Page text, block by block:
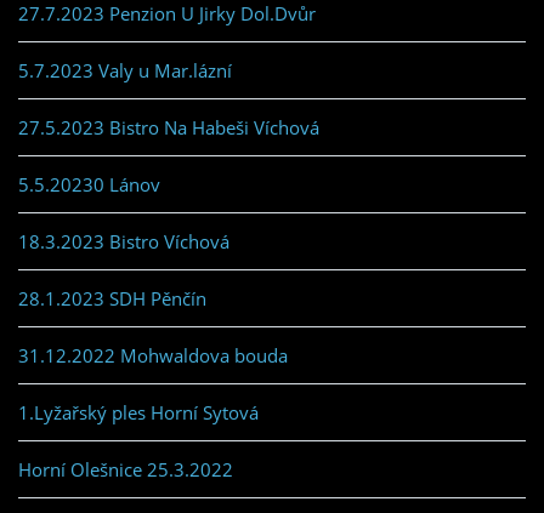
27.7.2023 Penzion U Jirky Dol.Dvůr
5.7.2023 Valy u Mar.lázní
27.5.2023 Bistro Na Habeši Víchová
5.5.20230 Lánov
18.3.2023 Bistro Víchová
28.1.2023 SDH Pěnčín
31.12.2022 Mohwaldova bouda
1.Lyžařský ples Horní Sytová
Horní Olešnice 25.3.2022